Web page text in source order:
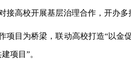
接高校开展基层治理合作，开办
项目为桥梁，联动高校打造“以金
项目”。